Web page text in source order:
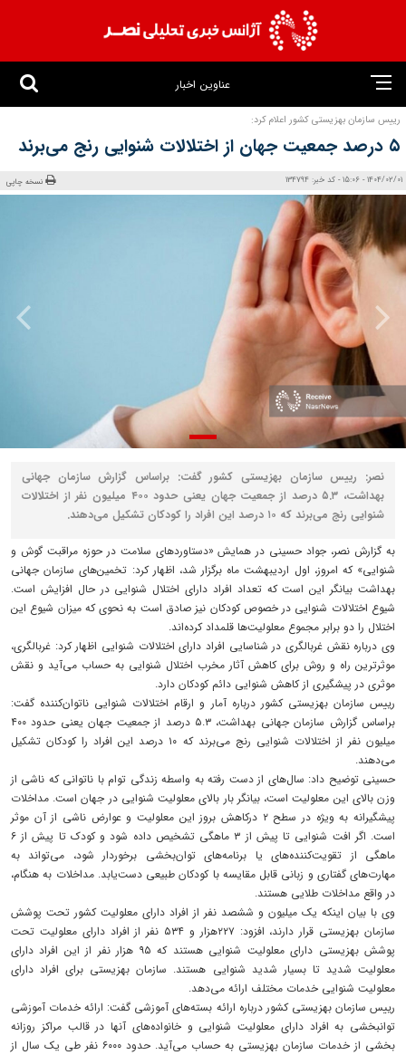
عناوین اخبار
رییس سازمان بهزیستی کشور اعلام کرد:
۵ درصد جمعیت جهان از اختلالات شنوایی رنج می‌برند
1404/02/01 - 15:06 - کد خبر: 134794 نسخه چاپی
نصر: رییس سازمان بهزیستی کشور گفت: براساس گزارش سازمان جهانی
بهداشت، ۵.۳ درصد از جمعیت جهان یعنی حدود ۴۰۰ میلیون نفر از اختلالات
شنوایی رنج می‌برند که ۱۰ درصد این افراد را کودکان تشکیل می‌دهند.
به گزارش نصر، جواد حسینی در همایش «دستاوردهای سلامت در حوزه مراقبت گوش و
شنوایی» که امروز، اول اردیبهشت ماه برگزار شد، اظهار کرد: تخمین‌های سازمان جهانی
بهداشت بیانگر این است که تعداد افراد دارای اختلال شنوایی در حال افزایش است.
شیوع اختلالات شنوایی در خصوص کودکان نیز صادق است به نحوی که میزان شیوع این
اختلال را دو برابر مجموع معلولیت‌ها قلمداد کرده‌اند.
وی درباره نقش غربالگری در شناسایی افراد دارای اختلالات شنوایی اظهار کرد: غربالگری،
موثرترین راه و روش برای کاهش آثار مخرب اختلال شنوایی به حساب می‌آید و نقش
موثری در پیشگیری از کاهش شنوایی دائم کودکان دارد.
رییس سازمان بهزیستی کشور درباره آمار و ارقام اختلالات شنوایی ناتوان‌کننده گفت:
براساس گزارش سازمان جهانی بهداشت، ۵.۳ درصد از جمعیت جهان یعنی حدود ۴۰۰
میلیون نفر از اختلالات شنوایی رنج می‌برند که ۱۰ درصد این افراد را کودکان تشکیل
می‌دهند.
حسینی توضیح داد: سال‌های از دست رفته به واسطه زندگی توام با ناتوانی که ناشی از
وزن بالای این معلولیت است، بیانگر بار بالای معلولیت شنوایی در جهان است. مداخلات
پیشگیرانه به ویژه در سطح ۲ درکاهش بروز این معلولیت و عوارض ناشی از آن موثر
است. اگر افت شنوایی تا پیش از ۳ ماهگی تشخیص داده شود و کودک تا پیش از ۶
ماهگی از تقویت‌کننده‌های یا برنامه‌های توان‌بخشی برخوردار شود، می‌تواند به
مهارت‌های گفتاری و زبانی قابل مقایسه با کودکان طبیعی دست‌یابد. مداخلات به هنگام،
در واقع مداخلات طلایی هستند.
وی با بیان اینکه یک میلیون و ششصد نفر از افراد دارای معلولیت کشور تحت پوشش
سازمان بهزیستی قرار دارند، افزود: ۲۲۷هزار و ۵۳۴ نفر از افراد دارای معلولیت تحت
پوشش بهزیستی دارای معلولیت شنوایی هستند که ۹۵ هزار نفر از این افراد دارای
معلولیت شدید تا بسیار شدید شنوایی هستند. سازمان بهزیستی برای افراد دارای
معلولیت شنوایی خدمات مختلف ارائه می‌دهد.
رییس سازمان بهزیستی کشور درباره ارائه بسته‌های آموزشی گفت: ارائه خدمات آموزشی
توانبخشی به افراد دارای معلولیت شنوایی و خانواده‌های آنها در قالب مراکز روزانه
بخشی از خدمات سازمان بهزیستی به حساب می‌آید. حدود ۶۰۰۰ نفر طی یک سال از